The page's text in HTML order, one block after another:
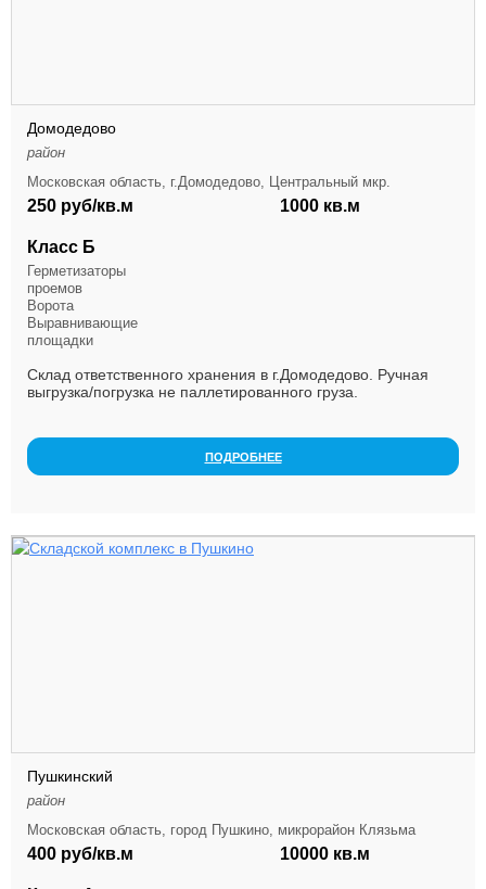
Домодедово
район
Московская область, г.Домодедово, Центральный мкр.
250 руб/кв.м 1000 кв.м
Класс Б
Герметизаторы
проемов
Ворота
Выравнивающие
площадки
Склад ответственного хранения в г.Домодедово. Ручная
выгрузка/погрузка не паллетированного груза.
ПОДРОБНЕЕ
Пушкинский
район
Московская область, город Пушкино, микрорайон Клязьма
400 руб/кв.м 10000 кв.м